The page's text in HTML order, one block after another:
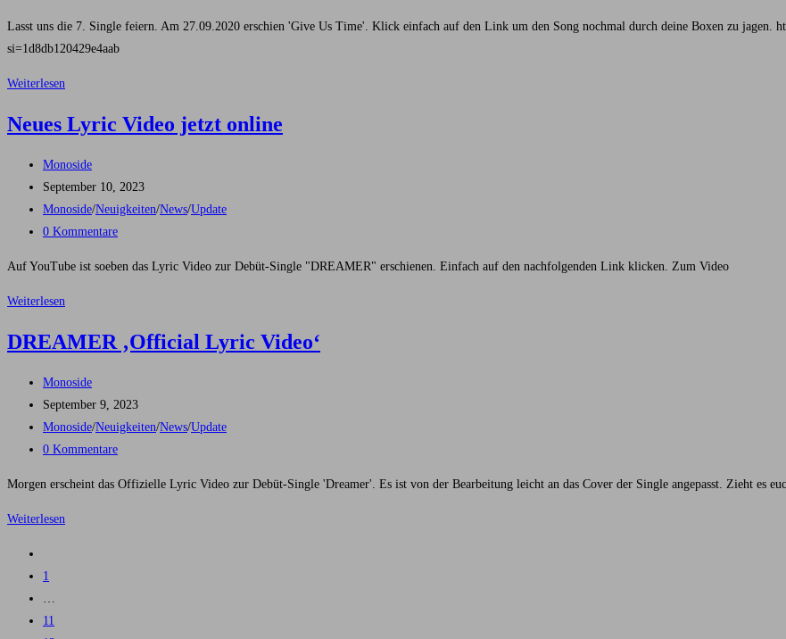
Lasst uns die 7. Single feiern. Am 27.09.2020 erschien 'Give Us Time'. Klick einfach auf den Link um den Song nochmal durch deine Boxen zu
si=1d8db120429e4aab
Weiterlesen
Single..
Neues Lyric Video jetzt online
Beitrags-
Autor:
Monoside
Beitrag
veröffentlicht:
September 10, 2023
Beitrags-
Kategorie:
Monoside/Neuigkeiten/News/Update
Beitrags-
0 Kommentare
Auf YouTube ist soeben das Lyric Video zur Debüt-Single "DREAMER" erschienen. Einfach auf den nachfolgenden Link klicken. Zum Video
Weiterlesen
Video
online
DREAMER ‚Official Lyric Video‘
Beitrags-
Autor:
Monoside
Beitrag
veröffentlicht:
September 9, 2023
Beitrags-
Kategorie:
Monoside/Neuigkeiten/News/Update
Beitrags-
0 Kommentare
Morgen erscheint das Offizielle Lyric Video zur Debüt-Single 'Dreamer'. Es ist von der Bearbeitung leicht an das Cover der Single angepasst. Zieht es
Weiterlesen
vorherigen
1
…
11